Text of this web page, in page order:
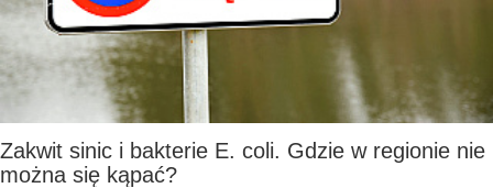
Zakwit sinic i bakterie E. coli. Gdzie w regionie nie
można się kąpać?